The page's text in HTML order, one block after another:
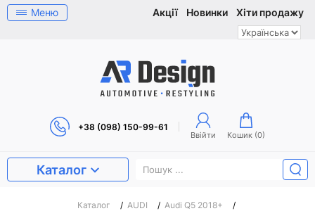
Меню Акції Новинки Хіти продажу
+38 (098) 150-99-61
Ввійти Кошик (0)
Каталог
Каталог / AUDI / Audi Q5 2018+
/